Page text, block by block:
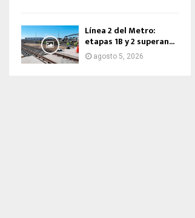
Línea 2 del Metro:
etapas 1B y 2 superan...
agosto 5, 2026